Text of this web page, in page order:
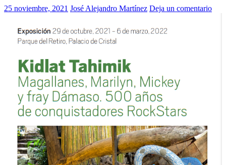
25 noviembre, 2021 José Alejandro Martínez Deja un comentario